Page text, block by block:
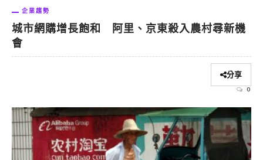
企業趨勢
城市網購增長飽和 阿里、京東殺入農村尋新機
會
分享
0